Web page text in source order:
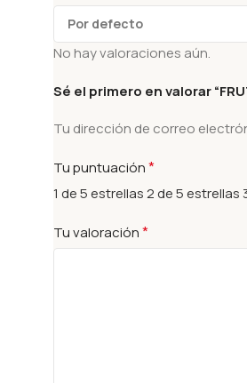
No hay valoraciones aún.
Sé el primero en valorar
Tu dirección de correo
Tu puntuación*
1 de 5 estrellas2 de 5 estrellas
Tu valoración*